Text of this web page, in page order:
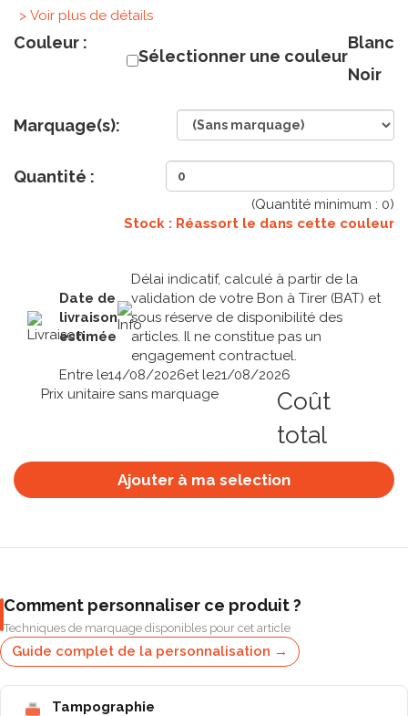
> Voir plus de détails
Couleur :
Sélectionner une couleur
Blanc
Noir
Marquage(s):
Quantité :
(Quantité minimum : 0)
Stock : Réassort le dans cette couleur
Date de
livraison
estimée
Délai indicatif, calculé à partir de la
validation de votre Bon à Tirer (BAT) et
sous réserve de disponibilité des
articles. Il ne constitue pas un
engagement contractuel.
Entre le14/08/2026et le21/08/2026
Prix unitaire sans marquage
Coût
total
Ajouter à ma selection
Comment personnaliser ce produit ?
Techniques de marquage disponibles pour cet article
Guide complet de la personnalisation →
Tampographie